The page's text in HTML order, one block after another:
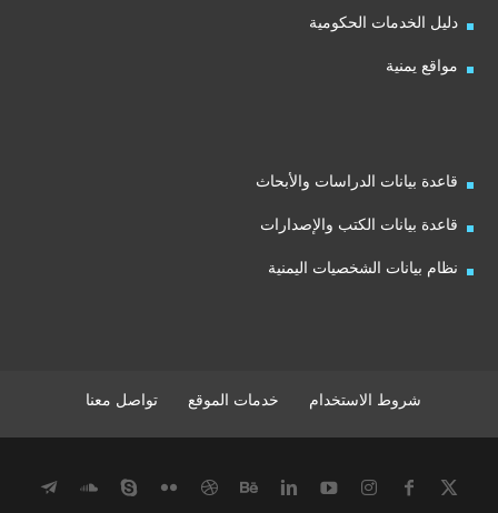
دليل الخدمات الحكومية
مواقع يمنية
قاعدة بيانات الدراسات والأبحاث
قاعدة بيانات الكتب والإصدارات
نظام بيانات الشخصيات اليمنية
شروط الاستخدام خدمات الموقع تواصل معنا